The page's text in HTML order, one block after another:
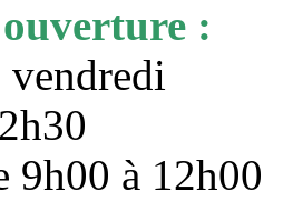
:
9h00 à